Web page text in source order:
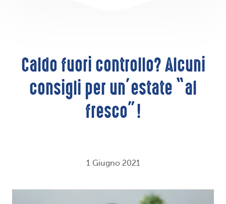
Caldo fuori controllo? Alcuni
consigli per un’estate “al
fresco”!
1 Giugno 2021